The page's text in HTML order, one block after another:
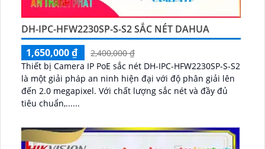
DH-IPC-HFW2230SP-S-S2 SẮC NÉT DAHUA
1,650,000 ₫
2,400,000 ₫
Thiết bị Camera IP PoE sắc nét DH-IPC-HFW2230SP-S-S2
là một giải pháp an ninh hiện đại với độ phân giải lên
đến 2.0 megapixel. Với chất lượng sắc nét và đầy đủ
tiêu chuẩn,......